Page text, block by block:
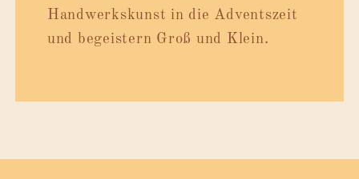
Handwerkskunst in die Adventszeit
und begeistern Groß und Klein.